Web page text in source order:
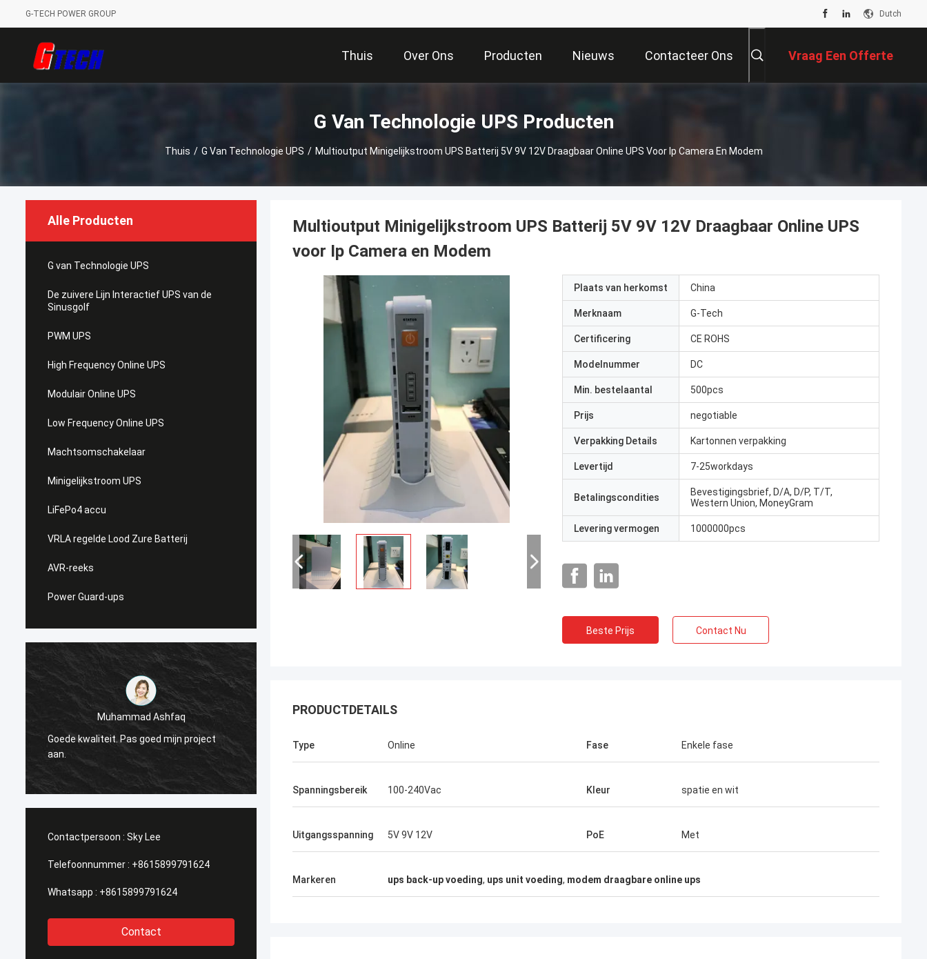
G-TECH POWER GROUP Dutch
Thuis Over Ons Producten Nieuws Contacteer Ons Vraag Een Offerte
G Van Technologie UPS Producten
Thuis / G Van Technologie UPS / Multioutput Minigelijkstroom UPS Batterij 5V 9V 12V Draagbaar Online UPS Voor Ip Camera En Modem
Alle Producten
G van Technologie UPS
De zuivere Lijn Interactief UPS van de
Sinusgolf
PWM UPS
High Frequency Online UPS
Modulair Online UPS
Low Frequency Online UPS
Machtsomschakelaar
Minigelijkstroom UPS
LiFePo4 accu
VRLA regelde Lood Zure Batterij
AVR-reeks
Power Guard-ups
Muhammad Ashfaq
Goede kwaliteit. Pas goed mijn project
aan.
Technologie, is de kwaliteit zeer goed en
stabiel, en met de goede dienst, waardeer
Contactpersoon : Sky Lee
Telefoonnummer : +8615899791624
Whatsapp : +8615899791624
Contact
Multioutput Minigelijkstroom UPS Batterij 5V 9V 12V Draagbaar Online UPS
voor Ip Camera en Modem
Plaats van herkomst China
Merknaam G-Tech
Certificering CE ROHS
Modelnummer DC
Min. bestelaantal 500pcs
Prijs negotiable
Verpakking Details Kartonnen verpakking
Levertijd 7-25workdays
Betalingscondities
Bevestigingsbrief, D/A, D/P, T/T,
Western Union, MoneyGram
Levering vermogen 1000000pcs
Beste Prijs Contact Nu
PRODUCTDETAILS
Type Online Fase Enkele fase
Spanningsbereik 100-240Vac Kleur spatie en wit
Uitgangsspanning 5V 9V 12V PoE Met
Markeren ups back-up voeding, ups unit voeding, modem draagbare online ups